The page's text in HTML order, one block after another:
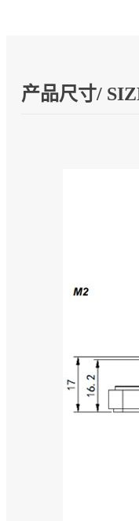
产品尺寸/